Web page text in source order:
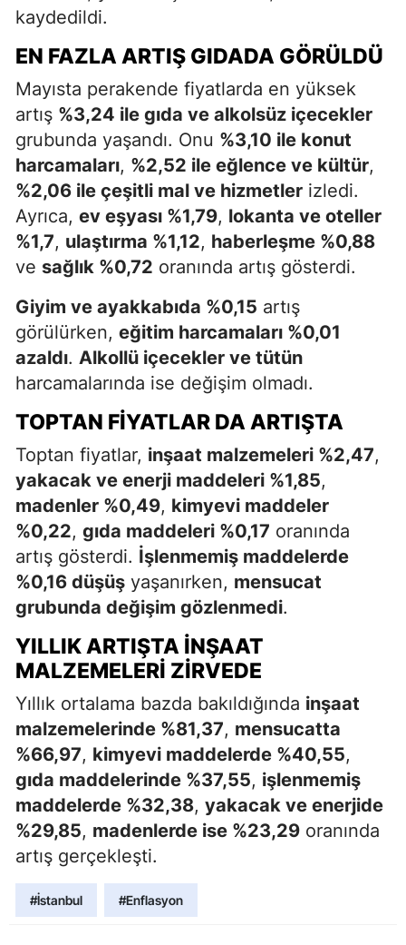
kaydedildi.
EN FAZLA ARTIŞ GIDADA GÖRÜLDÜ
Mayısta perakende fiyatlarda en yüksek
artış %3,24 ile gıda ve alkolsüz içecekler
grubunda yaşandı. Onu %3,10 ile konut
harcamaları, %2,52 ile eğlence ve kültür,
%2,06 ile çeşitli mal ve hizmetler izledi.
Ayrıca, ev eşyası %1,79, lokanta ve oteller
%1,7, ulaştırma %1,12, haberleşme %0,88
ve sağlık %0,72 oranında artış gösterdi.
Giyim ve ayakkabıda %0,15 artış
görülürken, eğitim harcamaları %0,01
azaldı. Alkollü içecekler ve tütün
harcamalarında ise değişim olmadı.
TOPTAN FIYATLAR DA ARTIŞTA
Toptan fiyatlar, inşaat malzemeleri %2,47,
yakacak ve enerji maddeleri %1,85,
madenler %0,49, kimyevi maddeler
%0,22, gıda maddeleri %0,17 oranında
artış gösterdi. İşlenmemiş maddelerde
%0,16 düşüş yaşanırken, mensucat
grubunda değişim gözlenmedi.
YILLIK ARTIŞTA İNŞAAT
MALZEMELERI ZIRVEDE
Yıllık ortalama bazda bakıldığında inşaat
malzemelerinde %81,37, mensucatta
%66,97, kimyevi maddelerde %40,55,
gıda maddelerinde %37,55, işlenmemiş
maddelerde %32,38, yakacak ve enerjide
%29,85, madenlerde ise %23,29 oranında
artış gerçekleşti.
#İstanbul #Enflasyon